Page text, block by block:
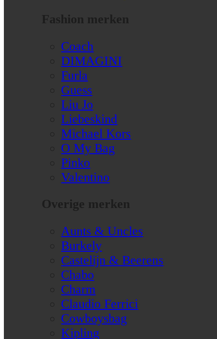
Fashion merken
Coach
DIMAGINI
Furla
Guess
Liu Jo
Liebeskind
Michael Kors
O My Bag
Pinko
Valentino
Overige merken
Aunts & Uncles
Burkely
Castelijn & Beerens
Chabo
Charm
Claudio Ferrici
Cowboysbag
Kipling